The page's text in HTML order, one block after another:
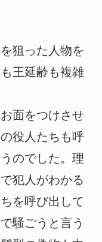
狙った人物を
王延齢も複雑
面をつけさせ
役人たちも呼
のでした。理
犯人がわかる
を呼び出して
騒ごうと言う